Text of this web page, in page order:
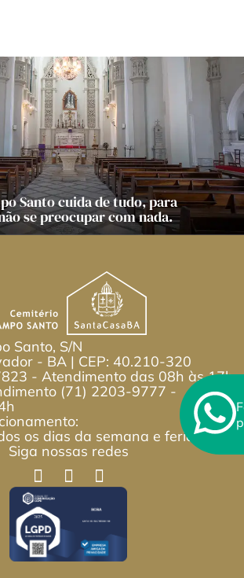
Santo cuida de tudo, para
se preocupar com nada.
Santo, S/N
- BA | CEP: 40.210-320
- Atendimento das 08h às 17h
(71) 2203-9777 -
os dias da semana e feriados)
Siga nossas redes